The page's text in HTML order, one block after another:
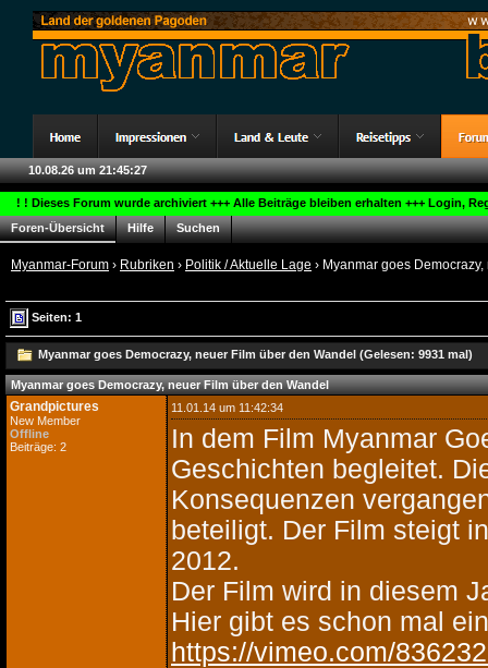
10.08.26 um 21:45:27
! ! Dieses Forum wurde archiviert +++ Alle Beiträge bleiben erhalten +++ Login,
Foren-Übersicht
Hilfe Suchen
Myanmar-Forum › Rubriken › Politik / Aktuelle Lage › Myanmar goes
Seiten: 1
Myanmar goes Democrazy, neuer Film über den Wandel (Gelesen: 9931 mal)
Myanmar goes Democrazy, neuer Film über den Wandel
Grandpictures
New Member
Offline
Beiträge: 2
11.01.14 um 11:42:34
In dem Film Myanmar
Geschichten begleitet.
Konsequenzen
beteiligt. Der Film steigt
2012.
Der Film wird in diesem
Hier gibt es schon mal
https://vimeo.com/